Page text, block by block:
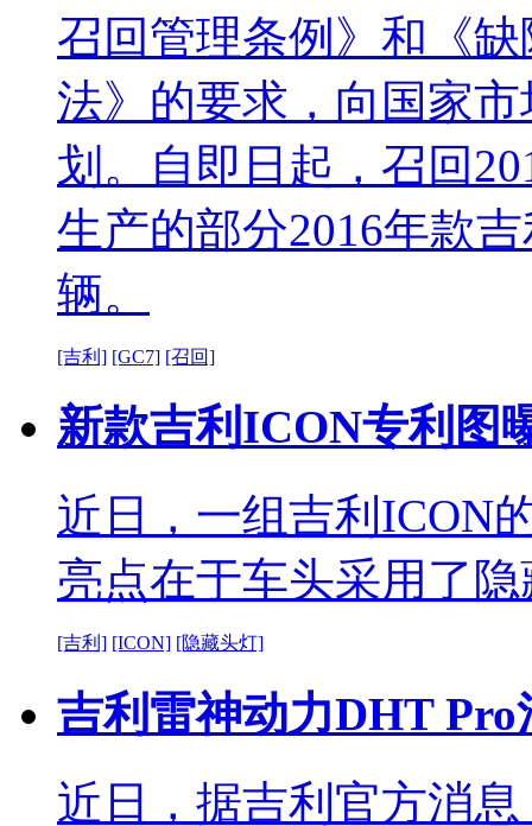
召回管理条例》和《
法》的要求，向国家
划。自即日起，召回
生产的部分2016年款
辆。
[吉利] [GC7] [召回]
新款吉利ICON专利图
近日，一组吉利ICON
亮点在于车头采用了
[吉利] [ICON] [隐藏头灯]
吉利雷神动力DHT
近日，据吉利官方消